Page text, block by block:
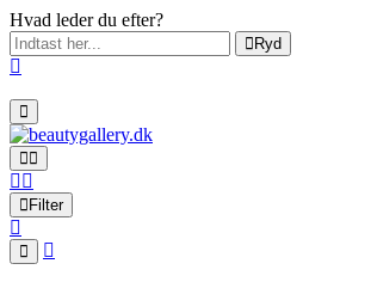
Hvad leder du efter?
Ryd
Filter